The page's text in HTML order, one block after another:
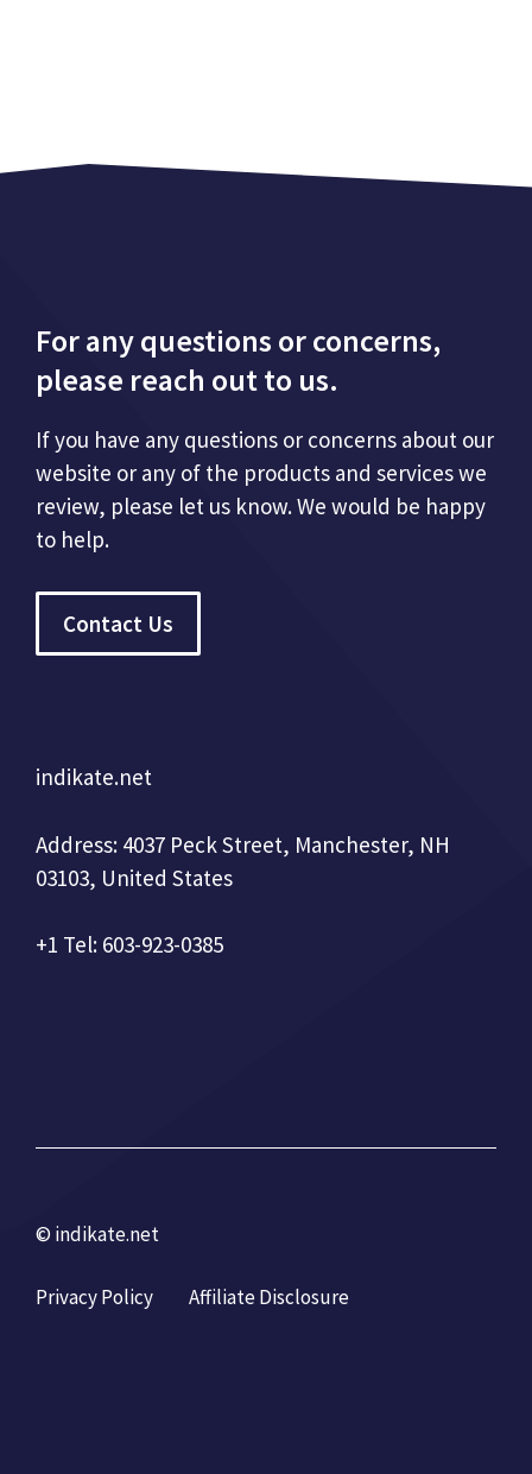
For any questions or concerns,
please reach out to us.
If you have any questions or concerns about our
website or any of the products and services we
review, please let us know. We would be happy
to help.
Contact Us
indikate.net
Address: 4037 Peck Street, Manchester, NH
03103, United States
+1 Tel: 603-923-0385
© indikate.net
Privacy Policy Affiliate Disclosure